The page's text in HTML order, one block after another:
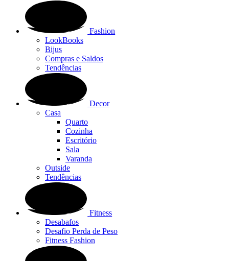
Fashion
LookBooks
Bijus
Compras e Saldos
Tendências
Decor
Casa
Quarto
Cozinha
Escritório
Sala
Varanda
Outside
Tendências
Fitness
Desabafos
Desafio Perda de Peso
Fitness Fashion